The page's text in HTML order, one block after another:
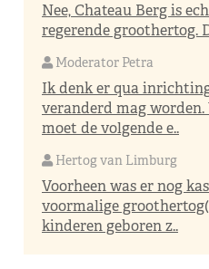
Nee, Chateau Berg is
regerende groothertog.
Moderator Petra
Ik denk er qua
veranderd mag
moet de volgende e..
Hertog van Limburg
Voorheen was er nog
voormalige
kinderen geboren z..